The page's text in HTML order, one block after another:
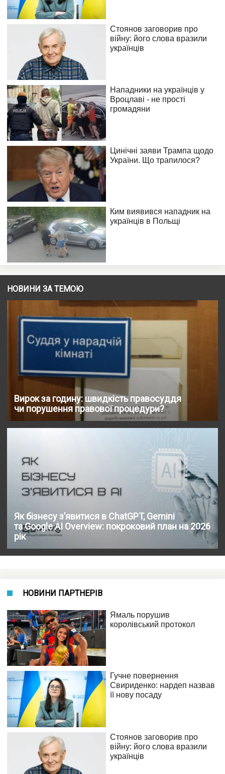
НОВИНИ ЗА ТЕМОЮ
Вирок за годину: швидкість правосуддя
чи порушення правової процедури?
Як бізнесу з’явитися в ChatGPT, Gemini
та Google AI Overview: покроковий план на 2026
рік
НОВИНИ ПАРТНЕРІВ